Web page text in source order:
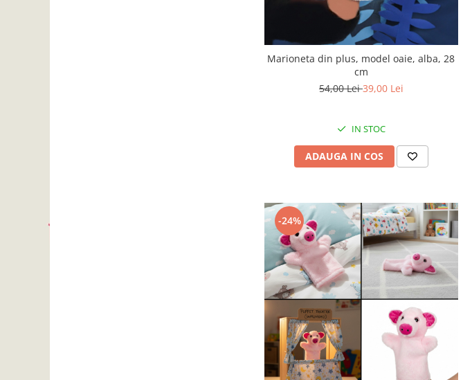
Marioneta din plus, model oaie, alba, 28
cm
54,00 Lei39,00 Lei
IN STOC
ADAUGA IN COS
-24%